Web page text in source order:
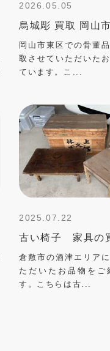
2026.05.05
烏城彫 買取 岡山
岡山市東区での骨董
取させていただいた
ています。こ...
2025.07.22
古い椅子 家具の
倉敷市の酒津エリア
ただいたお品物をご
す。こちらは古...